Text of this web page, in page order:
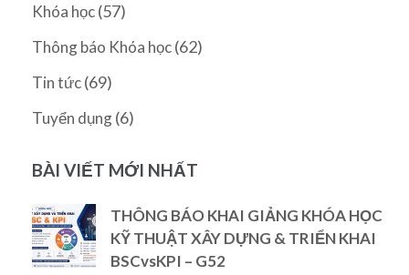
Khóa học(57)
Thông báo Khóa học(62)
Tin tức(69)
Tuyển dụng(6)
BÀI VIẾT MỚI NHẤT
THÔNG BÁO KHAI GIẢNG KHÓA HỌC
KỸ THUẬT XÂY DỰNG & TRIỂN KHAI
BSCvsKPI – G52